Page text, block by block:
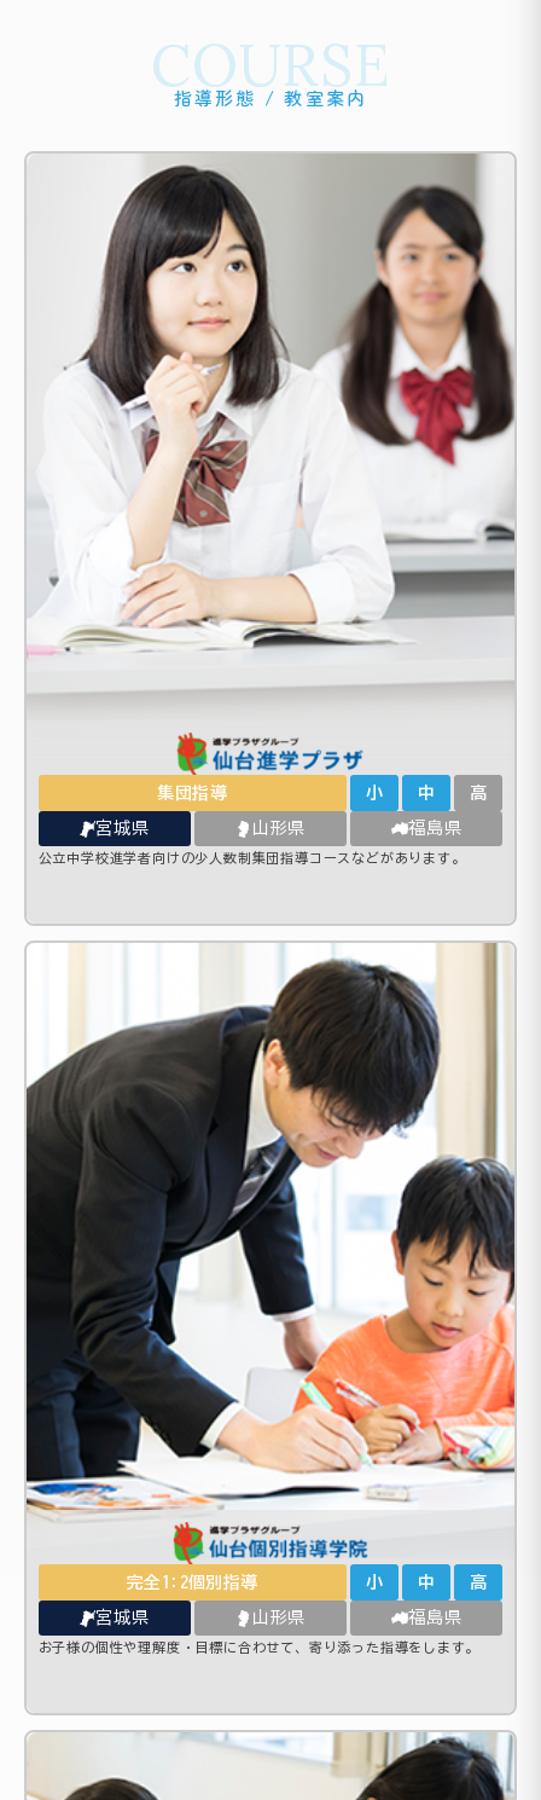
COURSE
指導形態 / 教室案内
集団指導 小 中 高
宮城県 山形県 福島県
公立中学校進学者向けの少人数制集団指導コースなどがあります。
完全1:2個別指導 小 中 高
宮城県 山形県 福島県
お子様の個性や理解度・目標に合わせて、寄り添った指導をします。